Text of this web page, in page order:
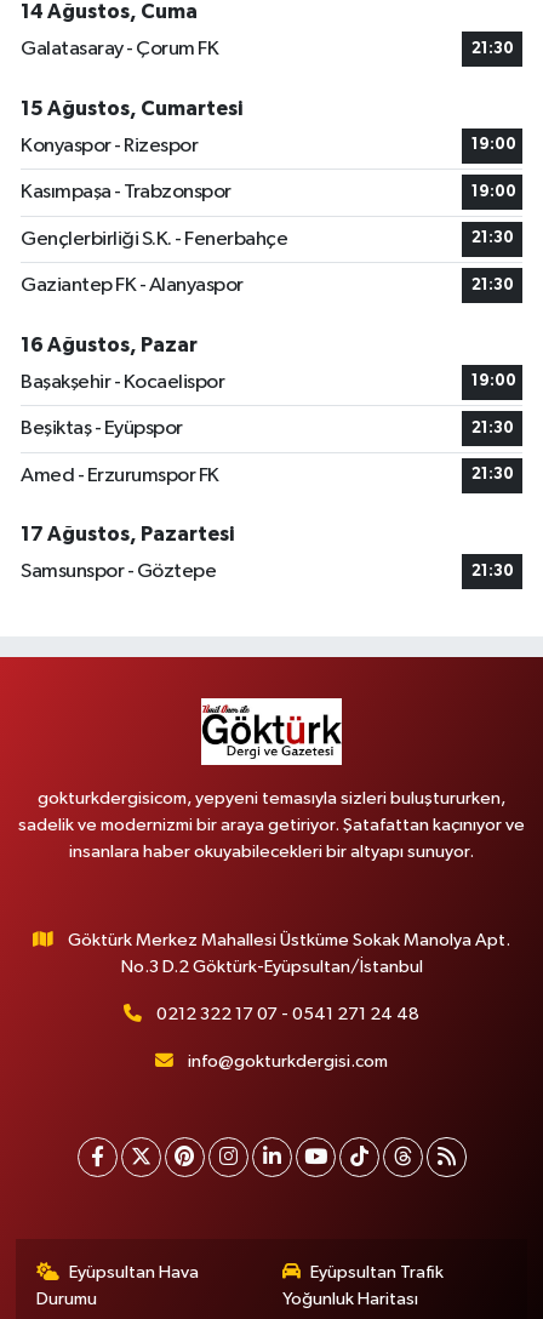
14 Ağustos, Cuma
Galatasaray - Çorum FK
21:30
15 Ağustos, Cumartesi
Konyaspor - Rizespor
19:00
Kasımpaşa - Trabzonspor 19:00
Gençlerbirliği S.K. - Fenerbahçe 21:30
Gaziantep FK - Alanyaspor 21:30
16 Ağustos, Pazar
Başakşehir - Kocaelispor
19:00
Beşiktaş - Eyüpspor 21:30
Amed - Erzurumspor FK 21:30
17 Ağustos, Pazartesi
Samsunspor - Göztepe
21:30
gokturkdergisicom, yepyeni temasıyla sizleri buluştururken,
sadelik ve modernizmi bir araya getiriyor. Şatafattan kaçınıyor ve
insanlara haber okuyabilecekleri bir altyapı sunuyor.
Göktürk Merkez Mahallesi Üstküme Sokak Manolya Apt.
No.3 D.2 Göktürk-Eyüpsultan/İstanbul
0212 322 17 07 - 0541 271 24 48
info@gokturkdergisi.com
Eyüpsultan Hava
Durumu
Eyüpsultan Trafik
Yoğunluk Haritası